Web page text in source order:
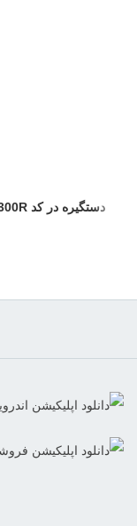
دستگیره در کد 2300R رزت